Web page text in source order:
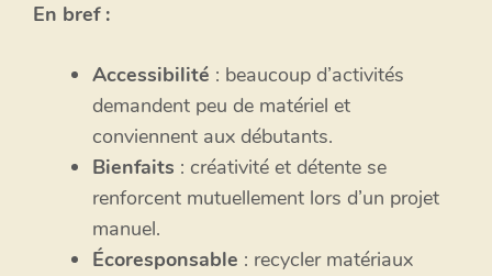
En bref :
Accessibilité : beaucoup d’activités
demandent peu de matériel et
conviennent aux débutants.
Bienfaits : créativité et détente se
renforcent mutuellement lors d’un projet
manuel.
Écoresponsable : recycler matériaux